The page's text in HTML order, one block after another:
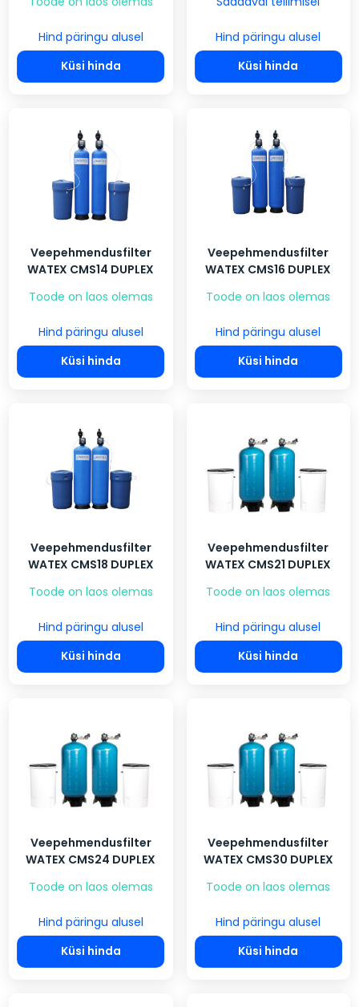
Hind päringu alusel
Küsi hinda
Hind päringu alusel
Küsi hinda
Veepehmendusfilter
WATEX CMS14 DUPLEX
Toode on laos olemas
Hind päringu alusel
Küsi hinda
Veepehmendusfilter
WATEX CMS16 DUPLEX
Toode on laos olemas
Hind päringu alusel
Küsi hinda
Veepehmendusfilter
WATEX CMS18 DUPLEX
Toode on laos olemas
Hind päringu alusel
Küsi hinda
Veepehmendusfilter
WATEX CMS21 DUPLEX
Toode on laos olemas
Hind päringu alusel
Küsi hinda
Veepehmendusfilter
WATEX CMS24 DUPLEX
Toode on laos olemas
Hind päringu alusel
Küsi hinda
Veepehmendusfilter
WATEX CMS30 DUPLEX
Toode on laos olemas
Hind päringu alusel
Küsi hinda